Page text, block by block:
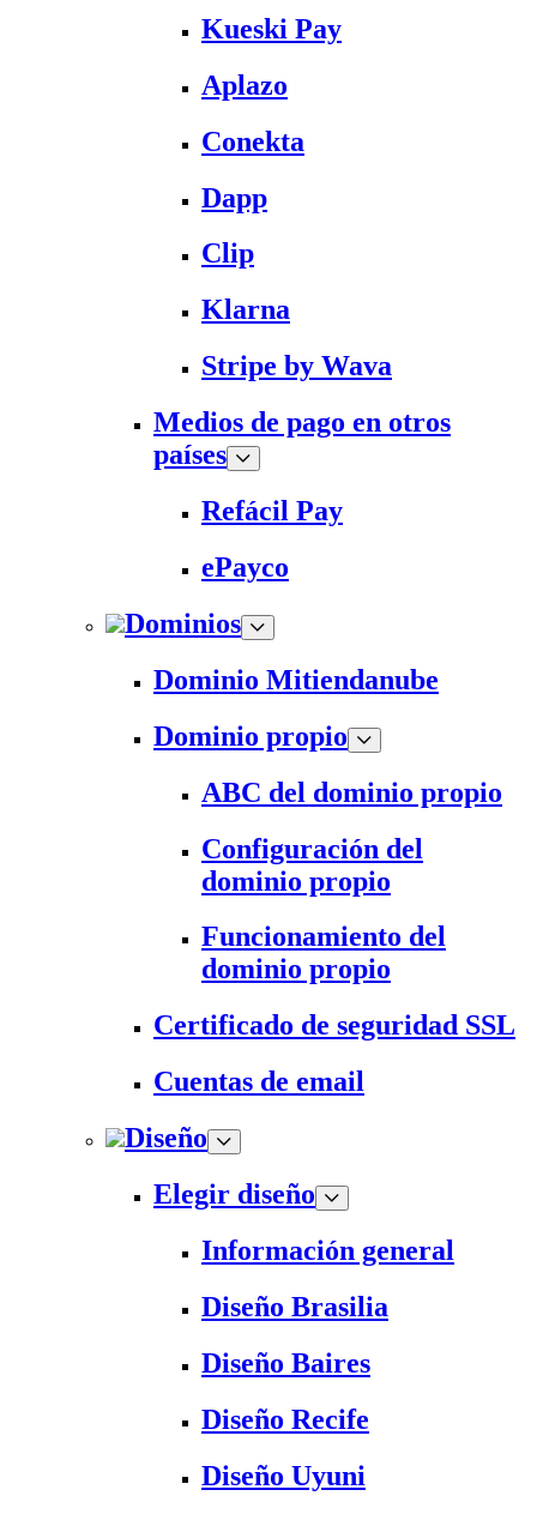
Kueski Pay
Aplazo
Conekta
Dapp
Clip
Klarna
Stripe by Wava
Medios de pago en otros
países
Refácil Pay
ePayco
Dominios
Dominio Mitiendanube
Dominio propio
ABC del dominio propio
Configuración del
dominio propio
Funcionamiento del
dominio propio
Certificado de seguridad SSL
Cuentas de email
Diseño
Elegir diseño
Información general
Diseño Brasilia
Diseño Baires
Diseño Recife
Diseño Uyuni